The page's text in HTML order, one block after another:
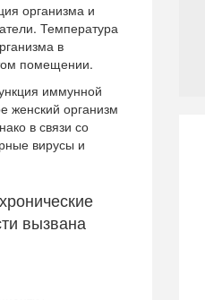
организма и
Температура
в
помещении.
иммунной
женский организм
в связи со
вирусы и
вызвана